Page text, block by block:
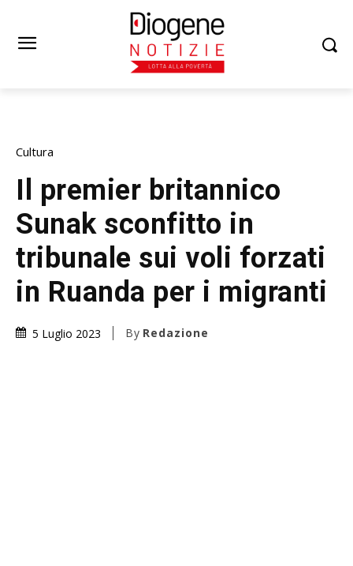
Cultura
Il premier britannico
Sunak sconfitto in
tribunale sui voli forzati
in Ruanda per i migranti
5 Luglio 2023 By Redazione